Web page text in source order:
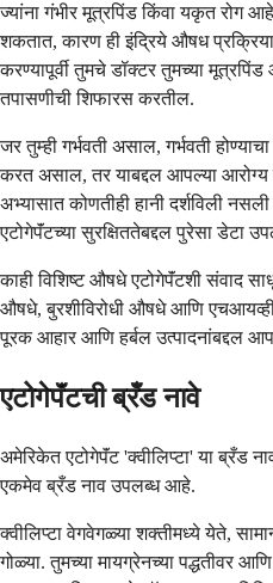
ज्यांना गंभीर मूत्रपिंड किंवा यकृत रोग
शकतात, कारण ही इंद्रिये औषध
करण्यापूर्वी तुमचे डॉक्टर तुमच्या
तपासणीची शिफारस करतील.
जर तुम्ही गर्भवती असाल, गर्भवती
करत असाल, तर याबद्दल आपल्या आरोग्य
अभ्यासात कोणतीही हानी दर्शविली नसली
एटोगेपॅंटच्या सुरक्षिततेबद्दल पुरेसा डेटा
काही विशिष्ट औषधे एटोगेपॅंटशी संवाद
औषधे, बुरशीविरोधी औषधे आणि
पूरक आहार आणि हर्बल उत्पादनांबद्दल
एटोगेपॅंटची ब्रँड नावे
अमेरिकेत एटोगेपॅंट 'क्वीलिप्टा' या ब्रँड
एकमेव ब्रँड नाव उपलब्ध आहे.
क्वीलिप्टा वेगवेगळ्या शक्तीमध्ये येते,
गोळ्या. तुमच्या मायग्रेनच्या पद्धतीवर